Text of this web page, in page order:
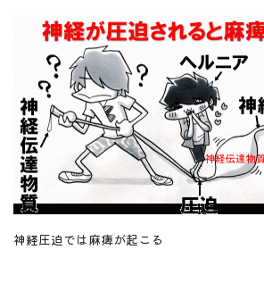
神経圧迫では麻痺が起こる